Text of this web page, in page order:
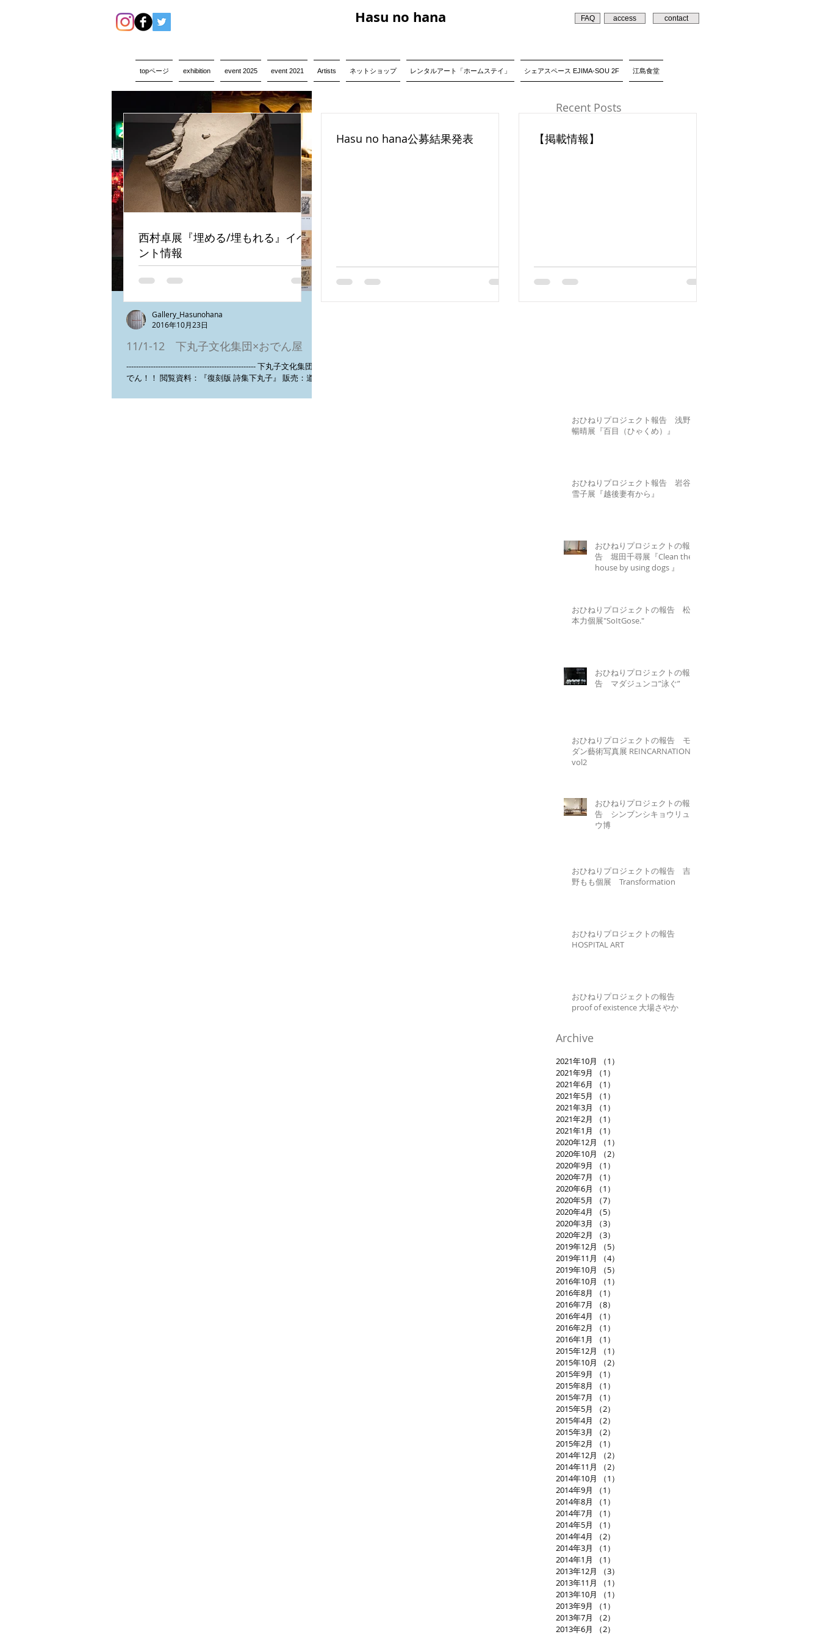
Hasu no hana FAQ access contact
topページ exhibition event 2025 event 2021 Artists ネットショップ レンタルアート「ホームステイ」 シェアスペース EJIMA-SOU 2F 江島食堂
11/1-12 下丸子文化集団×おでん屋
----------------------------------------------------- 下丸子文化集団×お
でん！！ 閲覧資料：『復刻版 詩集下丸子』 販売：道場
クル文化運動の光芒」 Food:おでん...
Gallery_Hasunohana
2016年10月23日
Recent Posts
おひねりプロジェクト報告 浅野
暢晴展『百目（ひゃくめ）』
おひねりプロジェクト報告 岩谷
雪子展『越後妻有から』
おひねりプロジェクトの報
告 堀田千尋展『Clean the
house by using dogs 』
おひねりプロジェクトの報告 松
本力個展"SoItGose."
おひねりプロジェクトの報
告 マダジュンコ”泳ぐ”
おひねりプロジェクトの報告 モ
ダン藝術写真展 REINCARNATION
vol2
おひねりプロジェクトの報
告 シンブンシキョウリュ
ウ博
おひねりプロジェクトの報告 吉
野もも個展 Transformation
おひねりプロジェクトの報告
HOSPITAL ART
おひねりプロジェクトの報告
proof of existence 大場さやか
Archive
西村卓展『埋める/埋もれる』イベ
ント情報
Hasu no hana公募結果発表 【掲載情報】
2021年10月 （1）
2021年9月
（1）
2021年6月
（1）
2021年5月
（1）
2021年3月
（1）
2021年2月
（1）
2021年1月
（1）
2020年12月
（1）
2020年10月
（2）
2020年9月
（1）
2020年7月
（1）
2020年6月
（1）
2020年5月
（7）
2020年4月
（5）
2020年3月
（3）
2020年2月
（3）
2019年12月
（5）
2019年11月
（4）
2019年10月
（5）
2016年10月
（1）
2016年8月
（1）
2016年7月
（8）
2016年4月
（1）
2016年2月
（1）
2016年1月
（1）
2015年12月
（1）
2015年10月
（2）
2015年9月
（1）
2015年8月
（1）
2015年7月
（1）
2015年5月
（2）
2015年4月
（2）
2015年3月
（2）
2015年2月
（1）
2014年12月
（2）
2014年11月
（2）
2014年10月
（1）
2014年9月
（1）
2014年8月
（1）
2014年7月
（1）
2014年5月
（1）
2014年4月
（2）
2014年3月
（1）
2014年1月
（1）
2013年12月
（3）
2013年11月
（1）
2013年10月
（1）
2013年9月
（1）
2013年7月
（2）
2013年6月
（2）